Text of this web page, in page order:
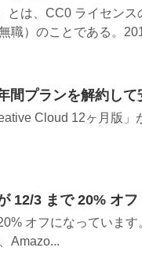
とは、CC0 ライセンス
職）のことである。
プランを解約して
Cloud 12ヶ月版」
12/3 まで 20% オフ
オフになっていま
Amazo...